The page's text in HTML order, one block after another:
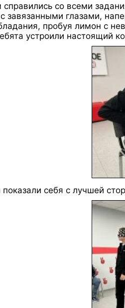
со всеми
с завязанными глазами,
пробуя лимон с
устроили настоящий
показали себя с лучшей